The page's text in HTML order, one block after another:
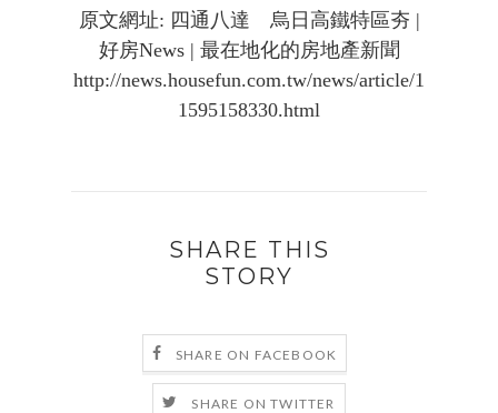
原文網址: 四通八達 烏日高鐵特區夯 |
好房News | 最在地化的房地產新聞
http://news.housefun.com.tw/news/article/1
1595158330.html
SHARE THIS
STORY
SHARE ON FACEBOOK
SHARE ON TWITTER